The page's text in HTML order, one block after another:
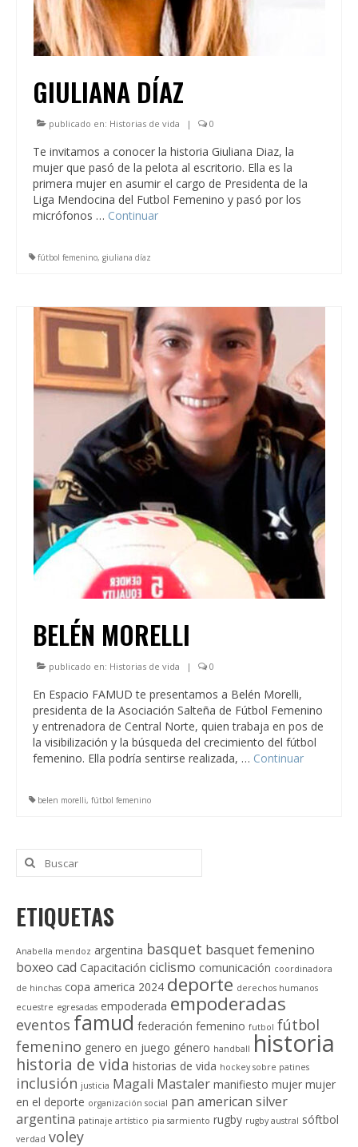
GIULIANA DÍAZ
publicado en: Historias de vida | 0
Te invitamos a conocer la historia Giuliana Diaz, la
mujer que pasó de la pelota al escritorio. Ella es la
primera mujer en asumir el cargo de Presidenta de la
Liga Mendocina del Futbol Femenino y pasó por los
micrófonos … Continuar
fútbol femenino, giuliana díaz
BELÉN MORELLI
publicado en: Historias de vida | 0
En Espacio FAMUD te presentamos a Belén Morelli,
presidenta de la Asociación Salteña de Fútbol Femenino
y entrenadora de Central Norte, quien trabaja en pos de
la visibilización y la búsqueda del crecimiento del fútbol
femenino. Ella podría sentirse realizada, … Continuar
belen morelli, fútbol femenino
Buscar
por:
ETIQUETAS
Anabella mendoz argentina basquet basquet femenino
boxeo cad Capacitación ciclismo comunicación coordinadora
de hinchas copa america 2024 deporte derechos humanos
ecuestre egresadas empoderada empoderadas
eventos famud federación femenino futbol fútbol
femenino genero en juego género handball historia
historia de vida historias de vida hockey sobre patines
inclusión justicia Magali Mastaler manifiesto mujer mujer
en el deporte organización social pan american silver
argentina patinaje artístico pia sarmiento rugby rugby austral sóftbol
verdad voley